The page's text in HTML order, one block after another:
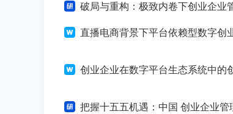
破局与重构：极致内卷下创业企业管理
直播电商背景下平台依赖型数字创
创业企业在数字平台生态系统中的
把握十五五机遇：中国 创业企业